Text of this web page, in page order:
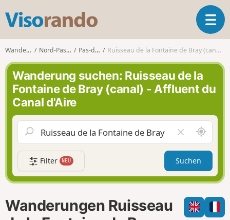
s
r
a
n
d
T
o
n
i
a
t
o
n
Wanderungen Nord-Pas-de-Calais Pas-de-Calais Ruisseau de la Fontaine de Bray (canal) - Affluent du Canal d'Aire
Wanderung suchen: Ruisseau de la
Fontaine de Bray (canal) - Affluent du
Canal d'Aire
e
l
d
l
e
e
e
S
c
h
u
m
i
h
Filter NEU Suchen
Wanderungen Ruisseau